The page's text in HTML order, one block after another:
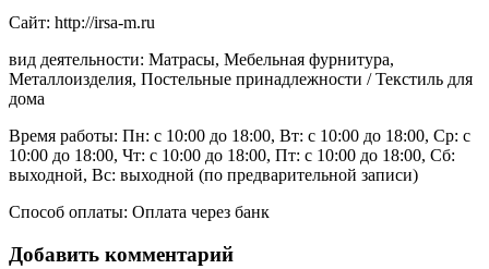
Сайт: http://irsa-m.ru
вид деятельности: Матрасы, Мебельная фурнитура,
Металлоизделия, Постельные принадлежности / Текстиль для
дома
Время работы: Пн: с 10:00 до 18:00, Вт: с 10:00 до 18:00, Ср: с
10:00 до 18:00, Чт: с 10:00 до 18:00, Пт: с 10:00 до 18:00, Сб:
выходной, Вс: выходной (по предварительной записи)
Способ оплаты: Оплата через банк
Добавить комментарий